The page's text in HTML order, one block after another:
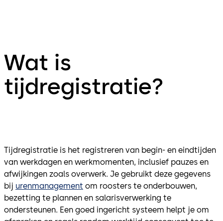
Wat is
tijdregistratie?
Tijdregistratie is het registreren van begin- en eindtijden
van werkdagen en werkmomenten, inclusief pauzes en
afwijkingen zoals overwerk. Je gebruikt deze gegevens
bij urenmanagement om roosters te onderbouwen,
bezetting te plannen en salarisverwerking te
ondersteunen. Een goed ingericht systeem helpt je om